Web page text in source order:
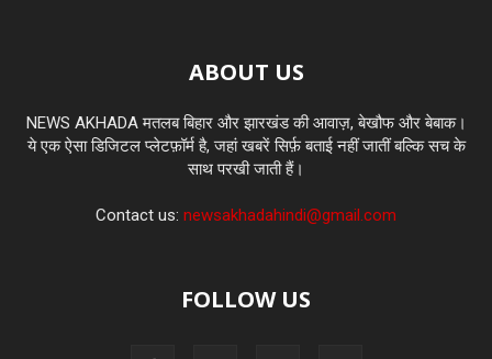
ABOUT US
NEWS AKHADA मतलब बिहार और झारखंड की आवाज़, बेखौफ और बेबाक।
ये एक ऐसा डिजिटल प्लेटफ़ॉर्म है, जहां खबरें सिर्फ़ बताई नहीं जातीं बल्कि सच के
साथ परखी जाती हैं।
Contact us: newsakhadahindi@gmail.com
FOLLOW US